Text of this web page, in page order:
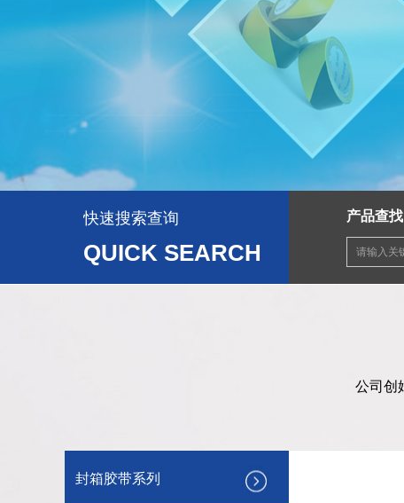
快速搜索查询
QUICK SEARCH
产品查找
公司创
封箱胶带系列